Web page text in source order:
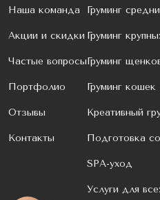
Наша команда
Акции и скидки
Частые вопросы
Портфолио
Отзывы
Контакты
Груминг
Груминг
Груминг
Груминг кошек
Креативный
Подготовка
SPA-уход
Услуги для